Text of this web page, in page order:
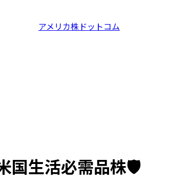
アメリカ株ドットコム
国生活必需品株🛡️